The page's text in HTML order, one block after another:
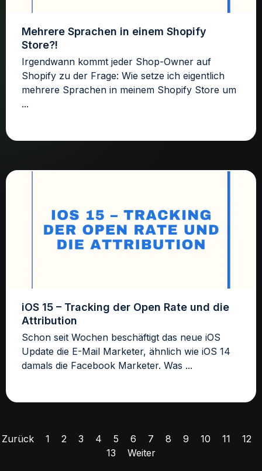
Mehrere Sprachen in einem Shopify
Store?!
Irgendwann kommt jeder Shop-Owner auf
Shopify zu der Frage: Wie setze ich eigentlich
mehrere Sprachen in meinem Shopify Store um
...
iOS 15 – Tracking der Open Rate und die
Attribution
Schon seit Wochen beschäftigt das neue iOS
Update die E-Mail Marketer, ähnlich wie iOS 14
damals die Facebook Marketer. Was ...
Zurück 1 2 3 4 5 6 7 8 9 10 11
12
13
Weiter